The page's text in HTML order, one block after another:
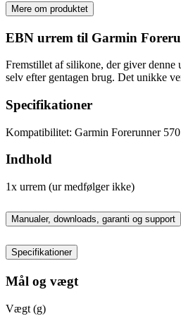
Mere om produktet
EBN urrem til Garmin
Fremstillet af silikone, der giver denne
selv efter gentagen brug. Det unikke
Specifikationer
Kompatibilitet: Garmin Forerunner
Indhold
1x urrem (ur medfølger ikke)
Manualer, downloads, garanti og support
Specifikationer
Mål og vægt
Vægt (g)